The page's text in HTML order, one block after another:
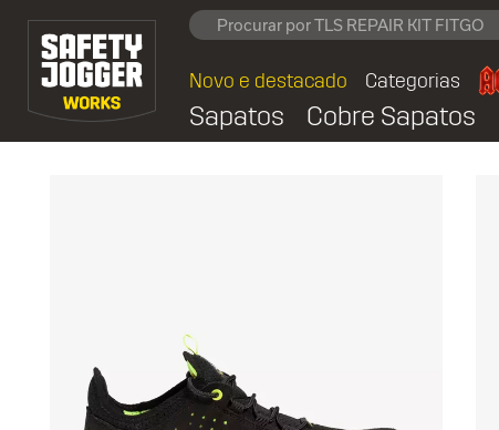
Novo e destacado Categorias
Sapatos Cobre Sapatos